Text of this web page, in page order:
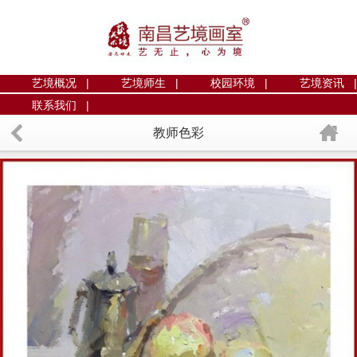
艺境概况 | 艺境师生 | 校园环境 |
艺境资讯 |
联系我们 |
教师色彩